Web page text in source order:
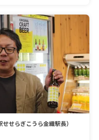
せらぎこうら金織駅長）